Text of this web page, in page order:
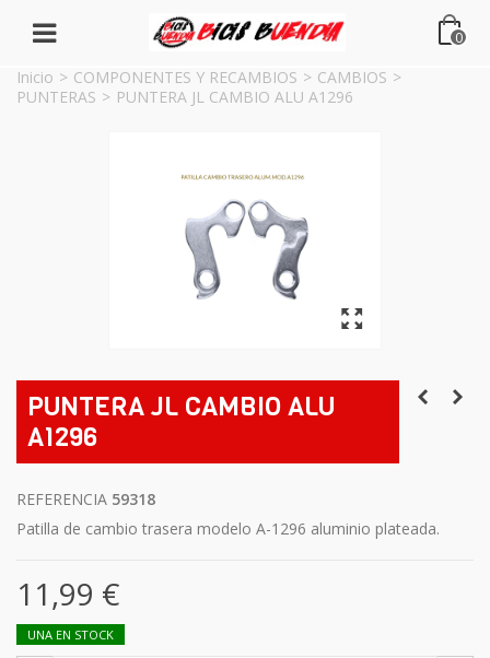
0
Inicio > COMPONENTES Y RECAMBIOS > CAMBIOS >
PUNTERAS > PUNTERA JL CAMBIO ALU A1296
PUNTERA JL CAMBIO ALU
A1296
REFERENCIA 59318
Patilla de cambio trasera modelo A-1296 aluminio plateada.
11,99 €
UNA EN STOCK